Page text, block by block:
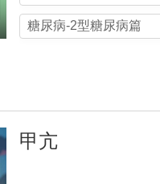
糖尿病-2型糖尿病篇
甲亢